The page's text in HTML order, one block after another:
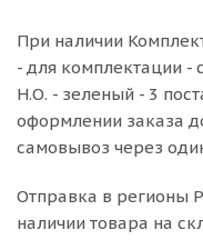
При наличии
- для комплектации -
Н.О. - зеленый - 3
оформлении заказа
самовывоз через
Отправка в регионы
наличии товара на